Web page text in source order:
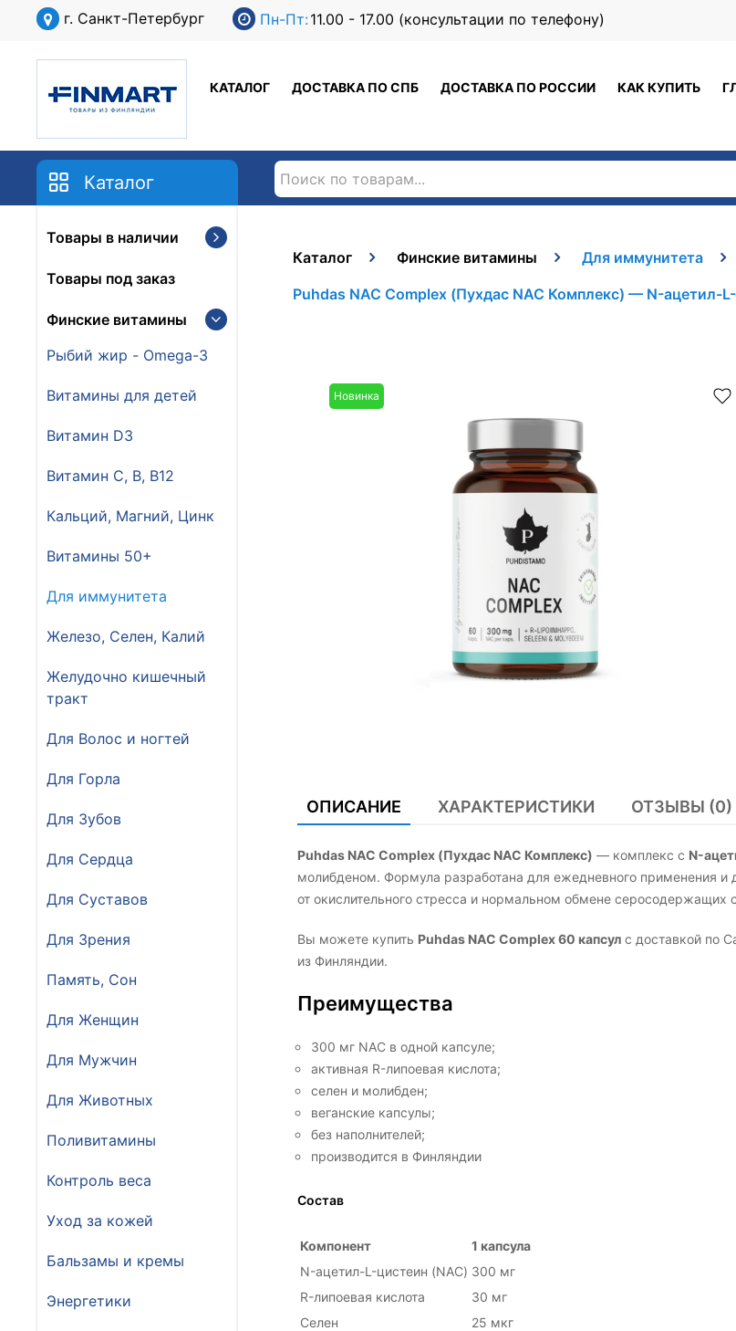
г. Санкт-Петербург Пн-Пт:11.00 - 17.00 (консультации по телефону)
КАТАЛОГ ДОСТАВКА ПО СПБ ДОСТАВКА ПО РОССИИ КАК КУПИТЬ
Каталог
Товары в наличии
Товары под заказ
Финские витамины
Рыбий жир - Omega-3
Витамины для детей
Витамин D3
Витамин С, В, B12
Кальций, Магний, Цинк
Витамины 50+
Для иммунитета
Железо, Селен, Калий
Желудочно кишечный
тракт
Для Волос и ногтей
Для Горла
Для Зубов
Для Сердца
Для Суставов
Для Зрения
Память, Сон
Для Женщин
Для Мужчин
Для Животных
Поливитамины
Контроль веса
Уход за кожей
Бальзамы и кремы
Энергетики
Каталог Финские витамины
Для иммунитета
Puhdas NAC Complex (Пухдас NAC Комплекс) — N-ацетил-
Новинка
ОПИСАНИЕ ХАРАКТЕРИСТИКИ ОТЗЫВЫ (0)
Puhdas NAC Complex (Пухдас NAC Комплекс) — комплекс с N-
молибденом. Формула разработана для ежедневного применения
от окислительного стресса и нормальном обмене серосодержащих
Вы можете купить Puhdas NAC Complex 60 капсулс доставкой по
из Финляндии.
Преимущества
300 мг NAC в одной капсуле;
активная R-липоевая кислота;
селен и молибден;
веганские капсулы;
без наполнителей;
производится в Финляндии
Состав
Компонент
1 капсула
N-ацетил-L-цистеин (NAC) 300 мг
R-липоевая кислота
30 мг
Селен
25 мкг